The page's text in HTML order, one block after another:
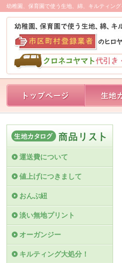
幼稚園、保育園で使う生地、綿、キルティン
運送費について
値上げにつきまして
おんぶ紐
淡い無地プリント
オーガンジー
キルティング大処分！